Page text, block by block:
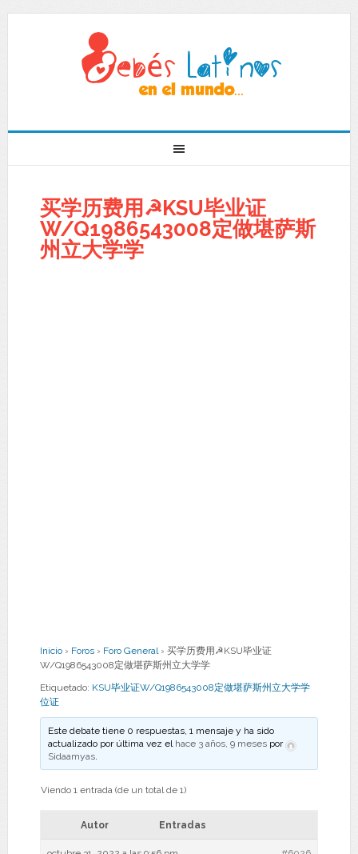
买学历费用☭KSU毕业证
W/Q1986543008定做堪萨斯
州立大学学
Inicio › Foros › Foro General › 买学历费用☭KSU毕业证
W/Q1986543008定做堪萨斯州立大学学
Etiquetado: KSU毕业证W/Q1986543008定做堪萨斯州立大学学
位证
Este debate tiene 0 respuestas, 1 mensaje y ha sido
actualizado por última vez el hace 3 años, 9 meses por
Sidaamyas.
Viendo 1 entrada (de un total de 1)
Autor Entradas